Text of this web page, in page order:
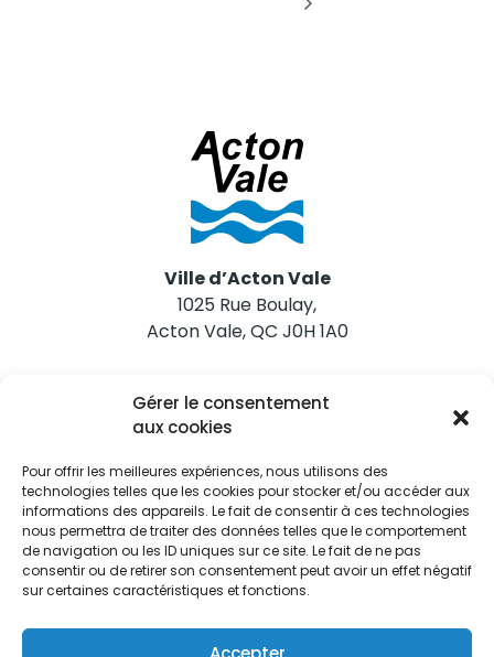
Gérer le consentement
aux cookies
Pour offrir les meilleures expériences, nous utilisons des
technologies telles que les cookies pour stocker et/ou accéder aux
informations des appareils. Le fait de consentir à ces technologies
nous permettra de traiter des données telles que le comportement
de navigation ou les ID uniques sur ce site. Le fait de ne pas
consentir ou de retirer son consentement peut avoir un effet négatif
sur certaines caractéristiques et fonctions.
Ville d’Acton Vale
1025 Rue Boulay,
Acton Vale, QC J0H 1A0
Nous joindre
Tél. 450 546-2703
Restez informés
Abonnez-vous aux alertes municipales
Je m'abonne